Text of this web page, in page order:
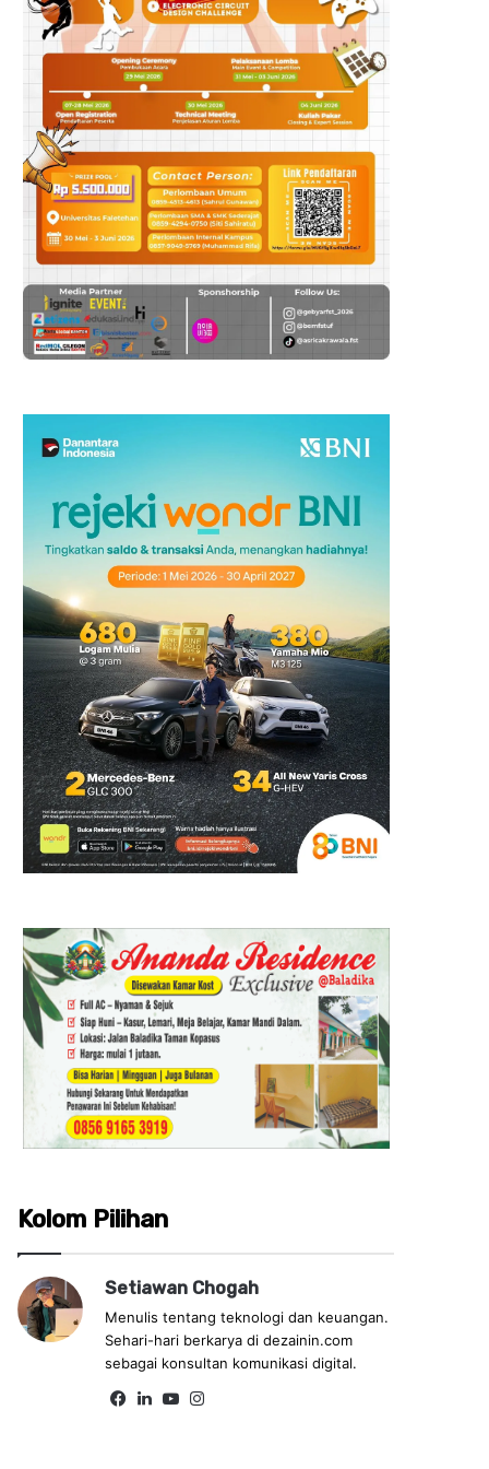
Kolom Pilihan
Setiawan Chogah
Menulis tentang teknologi dan keuangan.
Sehari-hari berkarya di dezainin.com
sebagai konsultan komunikasi digital.
Fa Lin Yo